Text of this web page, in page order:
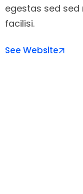
egestas sed
facilisi.
See Website